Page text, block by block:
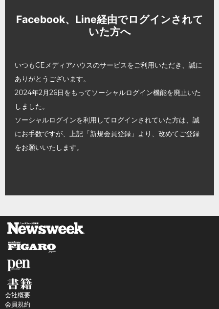
Facebook、Line経由でログインされて
いた方へ
いつもCEメディアハウスのサービスをご利用いただき、誠に
ありがとうございます。
2024年2月26日をもってソーシャルログイン機能を廃止いた
しました。
ソーシャルログインを利用してログインされていた方は、誠
にお手数ですが、上記「新規会員登録」より、改めてご登録
をお願いいたします。
会社概要
会員規約